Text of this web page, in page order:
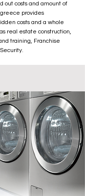
out costs and amount of
provides
costs and a whole
real estate construction,
training, Franchise